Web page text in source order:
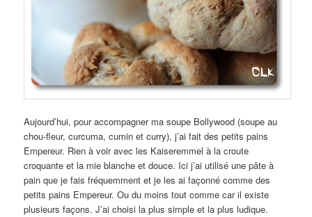
Aujourd’hui, pour accompagner ma soupe Bollywood (soupe au
chou-fleur, curcuma, cumin et curry), j’ai fait des petits pains
Empereur. Rien à voir avec les Kaiseremmel à la croute
croquante et la mie blanche et douce. Ici j’ai utilisé une pâte à
pain que je fais fréquemment et je les ai façonné comme des
petits pains Empereur. Ou du moins tout comme car il existe
plusieurs façons. J’ai choisi la plus simple et la plus ludique.